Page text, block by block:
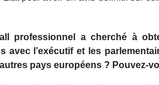
professionnel a cherché à
l’exécutif et les
pays européens ? Pouvez-